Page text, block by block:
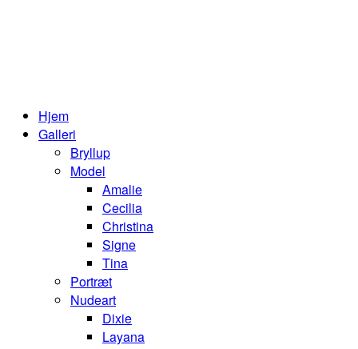
Hjem
Galleri
Bryllup
Model
Amalie
Cecilia
Christina
Signe
Tina
Portræt
Nudeart
Dixie
Layana